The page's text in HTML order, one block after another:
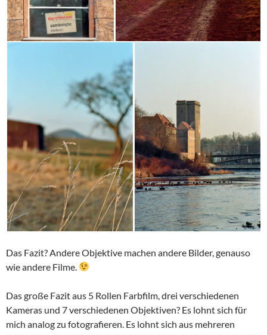
Das Fazit? Andere Objektive machen andere Bilder, genauso
wie andere Filme.
Das große Fazit aus 5 Rollen Farbfilm, drei verschiedenen
Kameras und 7 verschiedenen Objektiven? Es lohnt sich für
mich analog zu fotografieren. Es lohnt sich aus mehreren